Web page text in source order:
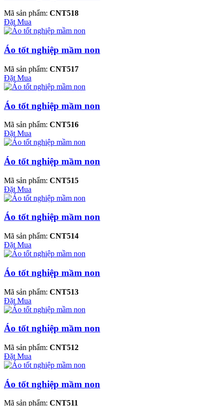
Mã sản phẩm: CNT518
Đặt Mua
Áo tốt nghiệp mầm non
Mã sản phẩm: CNT517
Đặt Mua
Áo tốt nghiệp mầm non
Mã sản phẩm: CNT516
Đặt Mua
Áo tốt nghiệp mầm non
Mã sản phẩm: CNT515
Đặt Mua
Áo tốt nghiệp mầm non
Mã sản phẩm: CNT514
Đặt Mua
Áo tốt nghiệp mầm non
Mã sản phẩm: CNT513
Đặt Mua
Áo tốt nghiệp mầm non
Mã sản phẩm: CNT512
Đặt Mua
Áo tốt nghiệp mầm non
Mã sản phẩm: CNT511